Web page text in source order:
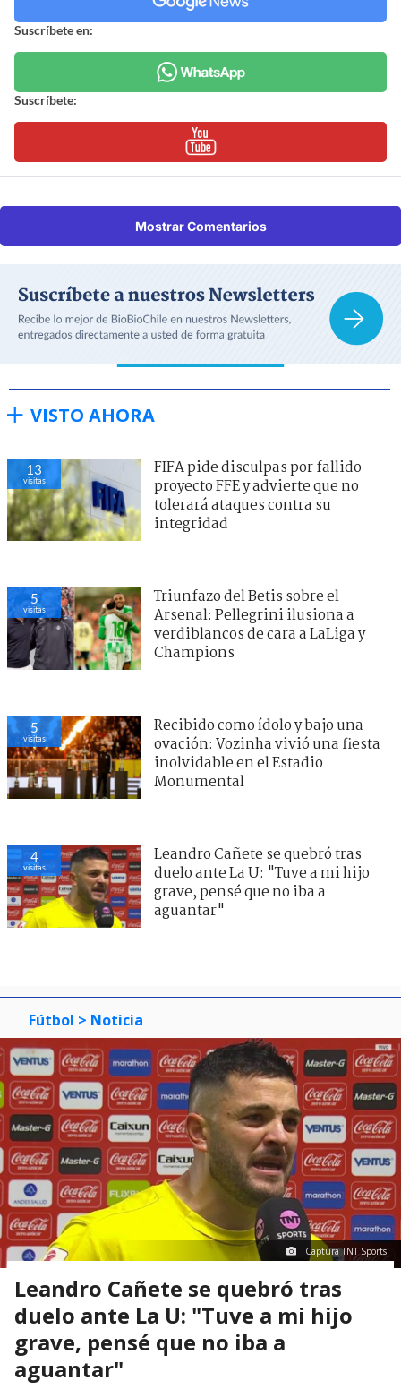
Suscríbete en:
Suscríbete:
Mostrar Comentarios
VISTO AHORA
15
visitas
FIFA pide disculpas por fallido
proyecto FFE y advierte que no
tolerará ataques contra su
integridad
6
visitas
Triunfazo del Betis sobre el
Arsenal: Pellegrini ilusiona a
verdiblancos de cara a LaLiga y
Champions
5
visitas
Recibido como ídolo y bajo una
ovación: Vozinha vivió una fiesta
inolvidable en el Estadio
Monumental
4
visitas
Leandro Cañete se quebró tras
duelo ante La U: "Tuve a mi hijo
grave, pensé que no iba a
aguantar"
Fútbol > Noticia
Captura TNT Sports
Leandro Cañete se quebró tras
duelo ante La U: "Tuve a mi hijo
grave, pensé que no iba a
aguantar"